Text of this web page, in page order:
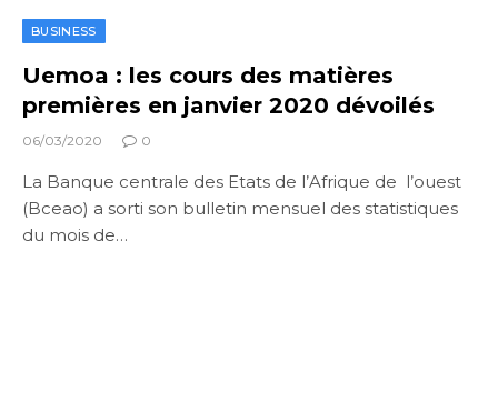
BUSINESS
Uemoa : les cours des matières
premières en janvier 2020 dévoilés
06/03/2020 0
La Banque centrale des Etats de l’Afrique de l’ouest
(Bceao) a sorti son bulletin mensuel des statistiques
du mois de…